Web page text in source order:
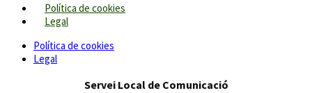
Política de cookies
Legal
Política de cookies
Legal
Servei Local de Comunicació